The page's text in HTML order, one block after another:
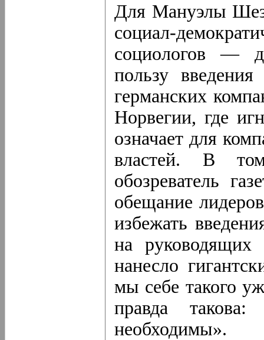
Для Мануэлы
социал-
социологов —
пользу
германских
Норвегии, где
означает для
властей. В
обозреватель
обещание
избежать
на
нанесло
мы себе такого
правда
необходимы».